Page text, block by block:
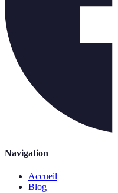
Navigation
Accueil
Blog